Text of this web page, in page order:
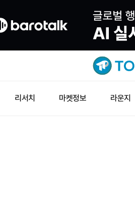
리서치 마켓정보 라운지